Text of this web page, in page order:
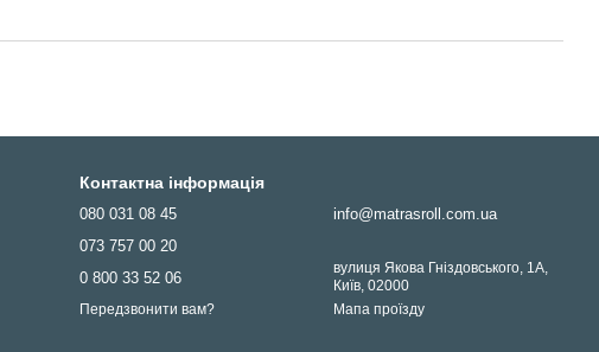
Контактна інформація
080 031 08 45
073 757 00 20
0 800 33 52 06
Передзвонити вам?
info@matrasroll.com.ua
вулиця Якова Гніздовського, 1А,
Київ, 02000
Мапа проїзду